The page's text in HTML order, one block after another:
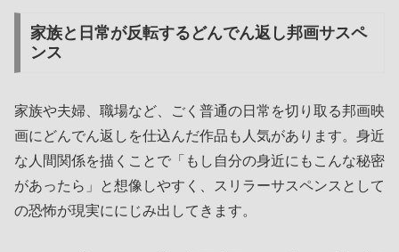
家族と日常が反転するどんでん返し邦画サスペ
ンス
家族や夫婦、職場など、ごく普通の日常を切り取る邦画映
画にどんでん返しを仕込んだ作品も人気があります。身近
な人間関係を描くことで「もし自分の身近にもこんな秘密
があったら」と想像しやすく、スリラーサスペンスとして
の恐怖が現実ににじみ出してきます。